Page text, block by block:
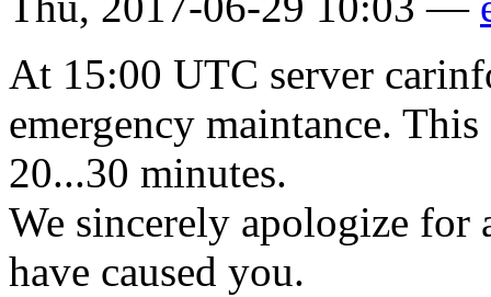
At 15:00 UTC server
emergency maintance.
20...30 minutes.
We sincerely apologize for
have caused you.